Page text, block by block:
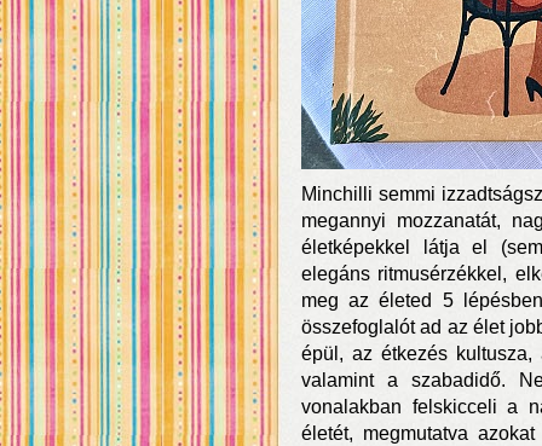
Minchilli semmi
megannyi mozzanatát,
életképekkel látja el
elegáns ritmusérzékkel,
meg az életed 5
összefoglalót ad az élet
épül, az étkezés
valamint a szabadidő.
vonalakban felskicceli a
életét, megmutatva